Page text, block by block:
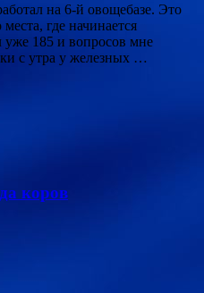
на 6-й овощебазе. Это
где начинается
уже 185 и вопросов мне
с утра у железных …
коров